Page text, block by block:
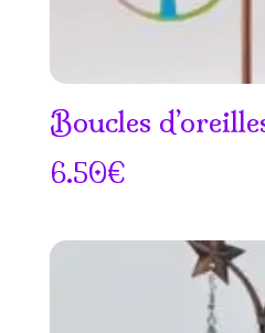
Boucles
6.50€